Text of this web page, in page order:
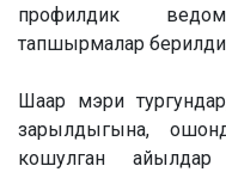
профилдик
тапшырмалар
Шаар мэри
зарылдыгына,
кошулган